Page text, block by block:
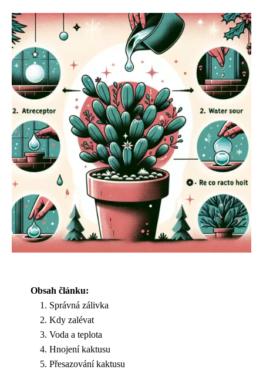
Obsah článku:
Správná zálivka
Kdy zalévat
Voda a teplota
Hnojení kaktusu
Přesazování kaktusu